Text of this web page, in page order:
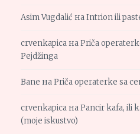
Asim Vugdalić наIntrion ili
crvenkapica наPriča
Pejdžinga
Bane наPriča operaterke sa
crvenkapica наPancir kafa, ili
(moje iskustvo)